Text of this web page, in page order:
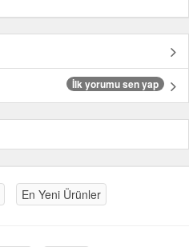
İlk yorumu sen yap
En Yeni Ürünler